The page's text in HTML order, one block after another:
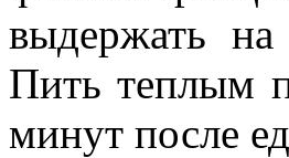
выдержать
Пить теплым
минут после